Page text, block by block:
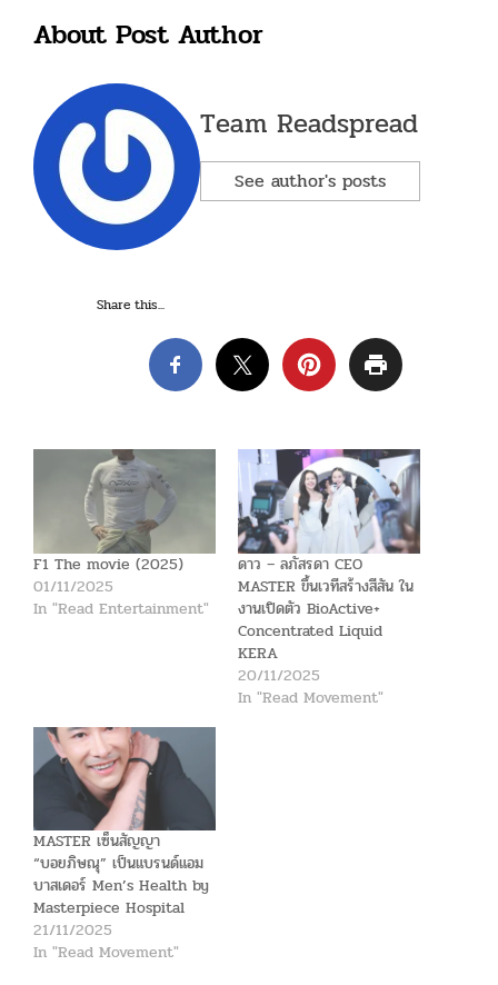
About Post Author
Team Readspread
See author's posts
Share this...
F1 The movie (2025)
01/11/2025
In "Read Entertainment"
ดาว – ลภัสรดา CEO
MASTER ขึ้นเวทีสร้างสีสัน ใน
งานเปิดตัว BioActive+
Concentrated Liquid
KERA
20/11/2025
In "Read Movement"
MASTER เซ็นสัญญา
“บอยภิษณุ” เป็นแบรนด์แอม
บาสเดอร์ Men’s Health by
Masterpiece Hospital
21/11/2025
In "Read Movement"